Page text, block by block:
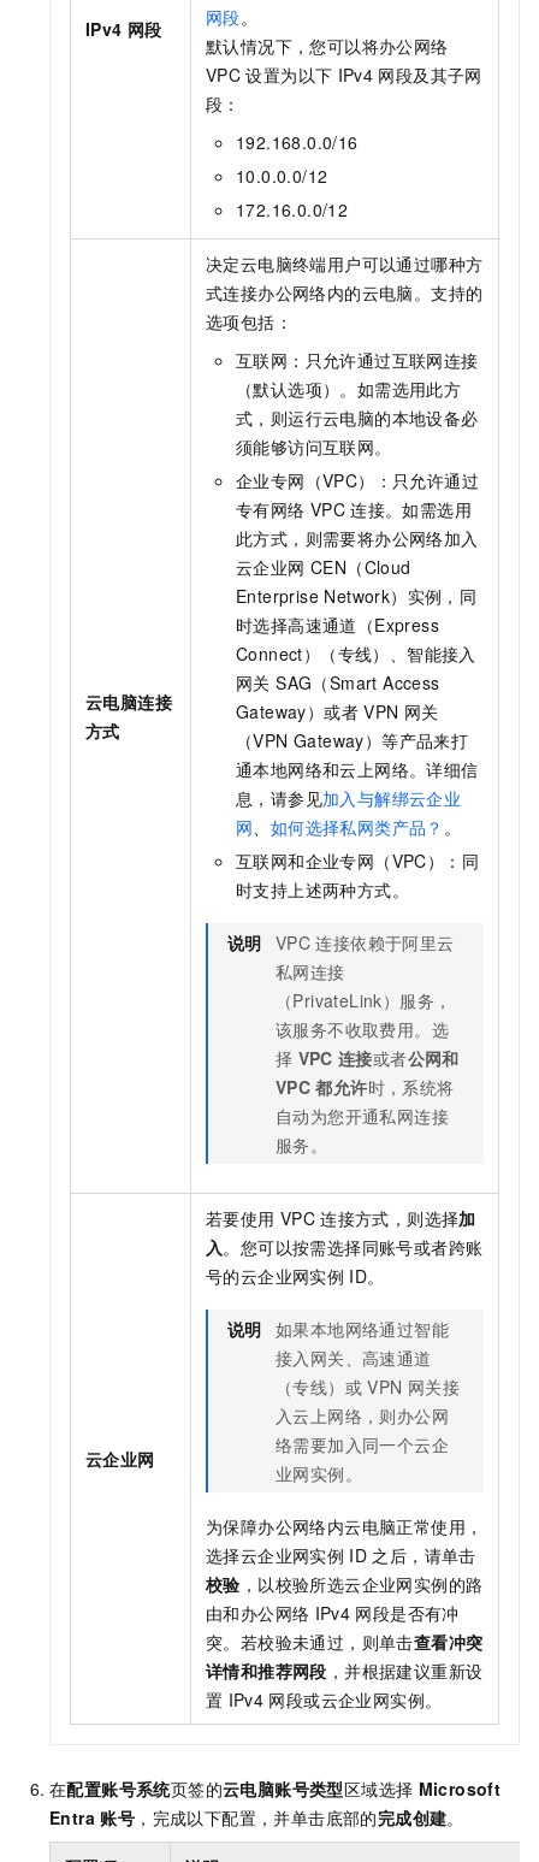
IPv4 网段 网段。
默认情况下，您可以将办公网络
VPC 设置为以下 IPv4 网段及其子网
段：
192.168.0.0/16
10.0.0.0/12
172.16.0.0/12
云电脑连接
方式
决定云电脑终端用户可以通过哪种方
式连接办公网络内的云电脑。支持的
选项包括：
互联网：只允许通过互联网连接
（默认选项）。如需选用此方
式，则运行云电脑的本地设备必
须能够访问互联网。
企业专网（VPC）：只允许通过
专有网络 VPC 连接。如需选用
此方式，则需要将办公网络加入
云企业网 CEN（Cloud
Enterprise Network） 实例，同
时选择高速通道（Express
Connect）
（专线）、智能接入
网关 SAG（Smart Access
Gateway）或者 VPN 网关
（VPN Gateway）等产品来打
通本地网络和云上网络。详细信
息，请参见加入与解绑云企业
网
如何选择私网类产品？ 。
互联网和企业专网（VPC）：同
时支持上述两种方式。
说明 VPC 连接依赖于阿里云
私网连接
（PrivateLink） 服务，
该服务不收取费用。选
择 VPC 连接或者公网和
VPC 都允许时，系统将
自动为您开通私网连接
服务。
云企业网
若要使用 VPC 连接方式，则选择加
入 。您可以按需选择同账号或者跨账
号的云企业网实例 ID。
说明 如果本地网络通过智能
接入网关 、高速通道
（专线）或 VPN 网关接
入云上网络，则办公网
络需要加入同一个云企
业网实例。
为保障办公网络内云电脑正常使用，
选择云企业网实例 ID 之后，请单击
校验 ，以校验所选云企业网实例的路
由和办公网络 IPv4 网段是否有冲
突。若校验未通过，则单击查看冲突
详情和推荐网段 ，并根据建议重新设
置 IPv4 网段或云企业网实例。
在配置账号系统页签的云电脑账号类型区域选择 Microsoft
Entra 账号 ，完成以下配置，并单击底部的完成创建。